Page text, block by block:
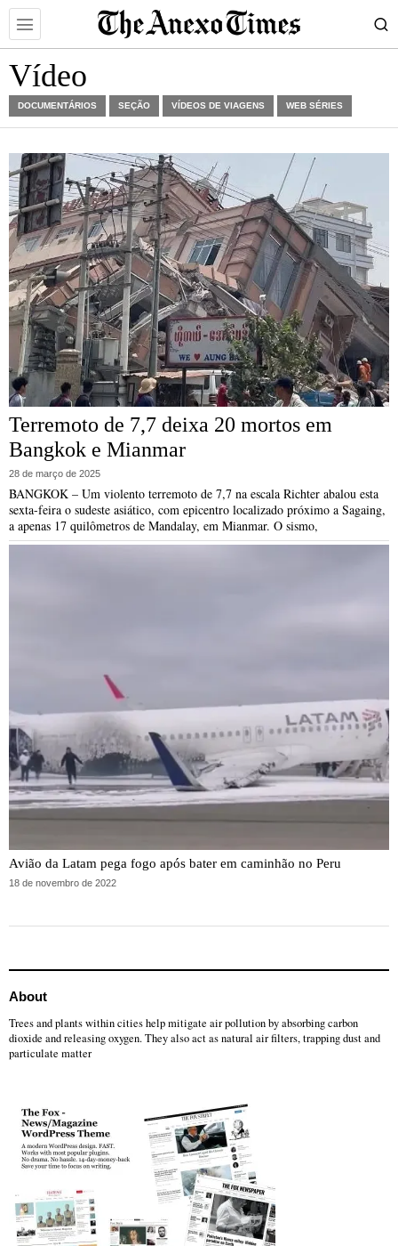
Vídeo
DOCUMENTÁRIOS SEÇÃO VÍDEOS DE VIAGENS WEB SÉRIES
Terremoto de 7,7 deixa 20 mortos em
Bangkok e Mianmar
28 de março de 2025
BANGKOK – Um violento terremoto de 7,7 na escala Richter abalou esta
sexta-feira o sudeste asiático, com epicentro localizado próximo a Sagaing,
a apenas 17 quilômetros de Mandalay, em Mianmar. O sismo,
Avião da Latam pega fogo após bater em caminhão no Peru
18 de novembro de 2022
About
Trees and plants within cities help mitigate air pollution by absorbing carbon
dioxide and releasing oxygen. They also act as natural air filters, trapping dust and
particulate matter